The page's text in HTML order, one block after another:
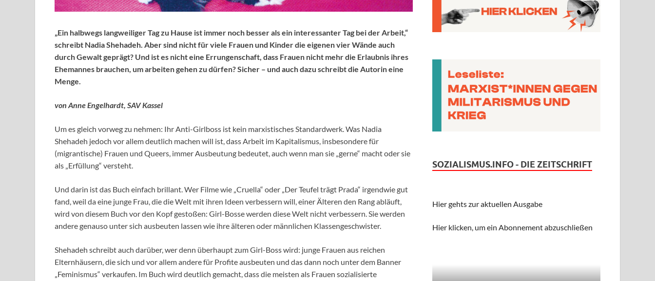
„Ein halbwegs langweiliger Tag zu Hause ist immer noch besser als ein interessanter Tag bei der Arbeit,“
schreibt Nadia Shehadeh. Aber sind nicht für viele Frauen und Kinder die eigenen vier Wände auch
durch Gewalt geprägt? Und ist es nicht eine Errungenschaft, dass Frauen nicht mehr die Erlaubnis ihres
Ehemannes brauchen, um arbeiten gehen zu dürfen? Sicher – und auch dazu schreibt die Autorin eine
Menge.
von Anne Engelhardt, SAV Kassel
Um es gleich vorweg zu nehmen: Ihr Anti-Girlboss ist kein marxistisches Standardwerk. Was Nadia
Shehadeh jedoch vor allem deutlich machen will ist, dass Arbeit im Kapitalismus, insbesondere für
(migrantische) Frauen und Queers, immer Ausbeutung bedeutet, auch wenn man sie „gerne“ macht oder sie
als „Erfüllung“ versteht.
Und darin ist das Buch einfach brillant. Wer Filme wie „Cruella“ oder „Der Teufel trägt Prada“ irgendwie gut
fand, weil da eine junge Frau, die die Welt mit ihren Ideen verbessern will, einer Älteren den Rang abläuft,
wird von diesem Buch vor den Kopf gestoßen: Girl-Bosse werden diese Welt nicht verbessern. Sie werden
andere genauso unter sich ausbeuten lassen wie ihre älteren oder männlichen Klassengeschwister.
Shehadeh schreibt auch darüber, wer denn überhaupt zum Girl-Boss wird: junge Frauen aus reichen
Elternhäusern, die sich und vor allem andere für Profite ausbeuten und das dann noch unter dem Banner
„Feminismus“ verkaufen. Im Buch wird deutlich gemacht, dass die meisten als Frauen sozialisierte
SOZIALISMUS.INFO - DIE ZEITSCHRIFT
Hier gehts zur aktuellen Ausgabe
Hier klicken, um ein Abonnement abzuschließen